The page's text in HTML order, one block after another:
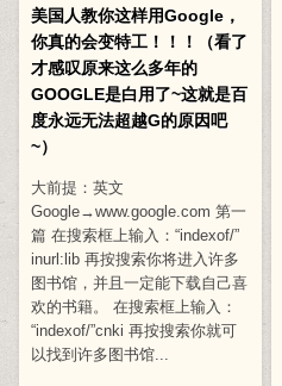
美国人教你这样用Google，
你真的会变特工！！！（看了
才感叹原来这么多年的
GOOGLE是白用了~这就是百
度永远无法超越G的原因吧
~）
大前提：英文
Google→www.google.com 第一
篇 在搜索框上输入：“indexof/”
inurl:lib 再按搜索你将进入许多
图书馆，并且一定能下载自己喜
欢的书籍。 在搜索框上输入：
“indexof/”cnki 再按搜索你就可
以找到许多图书馆...